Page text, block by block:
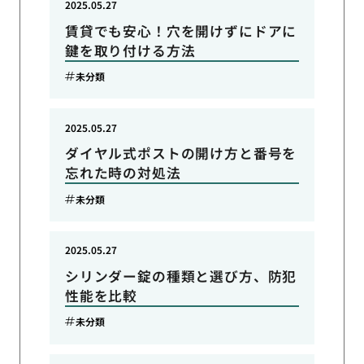
賃貸でも安心！穴を開けずにドアに
鍵を取り付ける方法
2025.05.27
未分類
ダイヤル式ポストの開け方と番号を
忘れた時の対処法
2025.05.27
未分類
シリンダー錠の種類と選び方、防犯
性能を比較
2025.05.27
未分類